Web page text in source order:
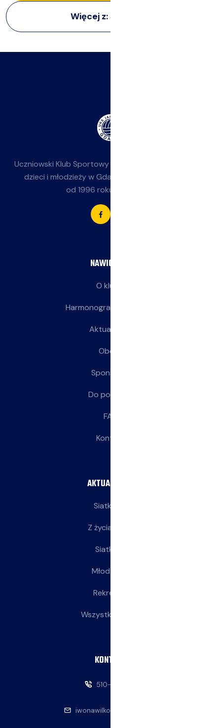
Więcej z:Siatkarze
Uczniowski Klub Sportowy
dzieci i młodzieży w Gdańsku-Jasieniu. Działamy
od 1996 roku przy SP 85.
NAWIGACJA
O klubie
Harmonogram treningów
Aktualności
Obozy
Sponsorzy
Do pobrania
FAQ
Kontakt
AKTUALNOŚCI
Siatkarze
Z życia klubu
Siatkarki
Młodziczki
Rekreacja
Wszystkie wpisy
KONTAKT
510-146-069
iwonawilkowska@interia.pl